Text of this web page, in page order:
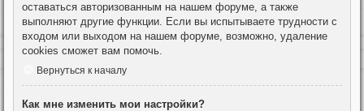
оставаться авторизованным на нашем форуме, а также
выполняют другие функции. Если вы испытываете трудности с
входом или выходом на нашем форуме, возможно, удаление
cookies сможет вам помочь.
Вернуться к началу
Как мне изменить мои настройки?